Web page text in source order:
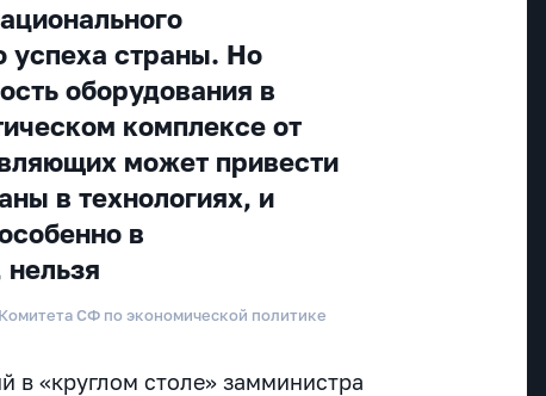
успеха страны. Но
оборудования в
комплексе от
может привести
в технологиях, и
в
СФ по экономической политике
в «круглом столе» замминистра